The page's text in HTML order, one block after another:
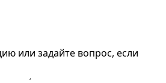
или задайте вопрос, если